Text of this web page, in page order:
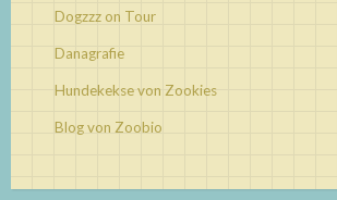
Dogzzz on Tour
Danagrafie
Hundekekse von Zookies
Blog von Zoobio